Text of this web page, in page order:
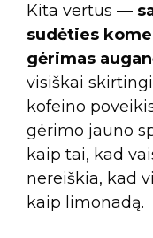
Kita vertus —
sudėties
gėrimas
visiškai
kofeino
gėrimo jauno
kaip tai, kad
nereiškia, kad
kaip limonadą.